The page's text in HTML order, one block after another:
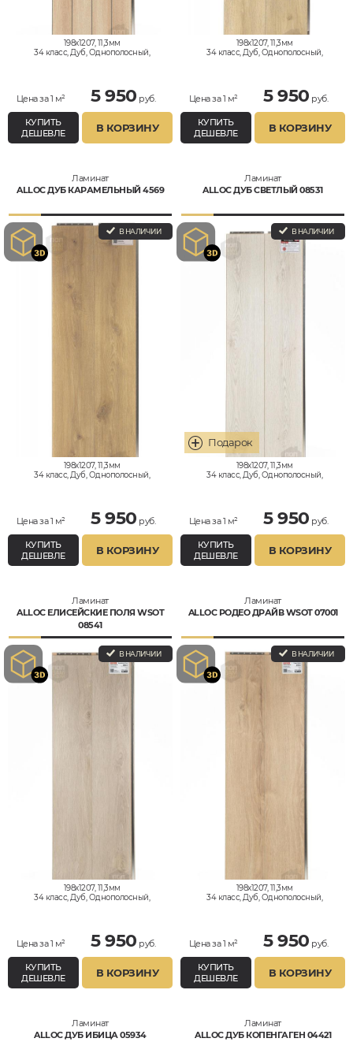
198x1207, 11,3мм
34 класс, Дуб, Однополосный,
Цена за 1 м² 5 950 руб.
КУПИТЬ
ДЕШЕВЛЕ
В КОРЗИНУ
198x1207, 11,3мм
34 класс, Дуб, Однополосный,
Цена за 1 м² 5 950 руб.
КУПИТЬ
ДЕШЕВЛЕ
В КОРЗИНУ
Ламинат
ALLOC ДУБ КАРАМЕЛЬНЫЙ 4569
В НАЛИЧИИ
198x1207, 11,3мм
34 класс, Дуб, Однополосный,
Цена за 1 м² 5 950 руб.
КУПИТЬ
ДЕШЕВЛЕ
В КОРЗИНУ
Ламинат
ALLOC ДУБ СВЕТЛЫЙ 08531
В НАЛИЧИИ
198x1207, 11,3мм
34 класс, Дуб, Однополосный,
Цена за 1 м² 5 950 руб.
КУПИТЬ
ДЕШЕВЛЕ
В КОРЗИНУ
Ламинат
ALLOC ЕЛИСЕЙСКИЕ ПОЛЯ WSOT
08541
В НАЛИЧИИ
198x1207, 11,3мм
34 класс, Дуб, Однополосный,
Цена за 1 м² 5 950 руб.
КУПИТЬ
ДЕШЕВЛЕ
В КОРЗИНУ
Ламинат
ALLOC РОДЕО ДРАЙВ WSOT 07001
В НАЛИЧИИ
198x1207, 11,3мм
34 класс, Дуб, Однополосный,
Цена за 1 м² 5 950 руб.
КУПИТЬ
ДЕШЕВЛЕ
В КОРЗИНУ
Ламинат
ALLOC ДУБ ИБИЦА 05934
Ламинат
ALLOC ДУБ КОПЕНГАГЕН 04421